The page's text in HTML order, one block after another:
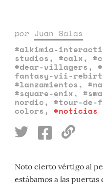
por Juan Salas
#alkimia-
studios, #calx,
#dear-villagers,
fantasy-vii-
#lanzamientos,
#square-enix,
nordic, #tour-de-
colors, #noticias
Noto cierto vértigo al
estábamos a las